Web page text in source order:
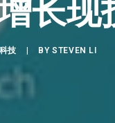
长现
技 BYSTEVEN LI